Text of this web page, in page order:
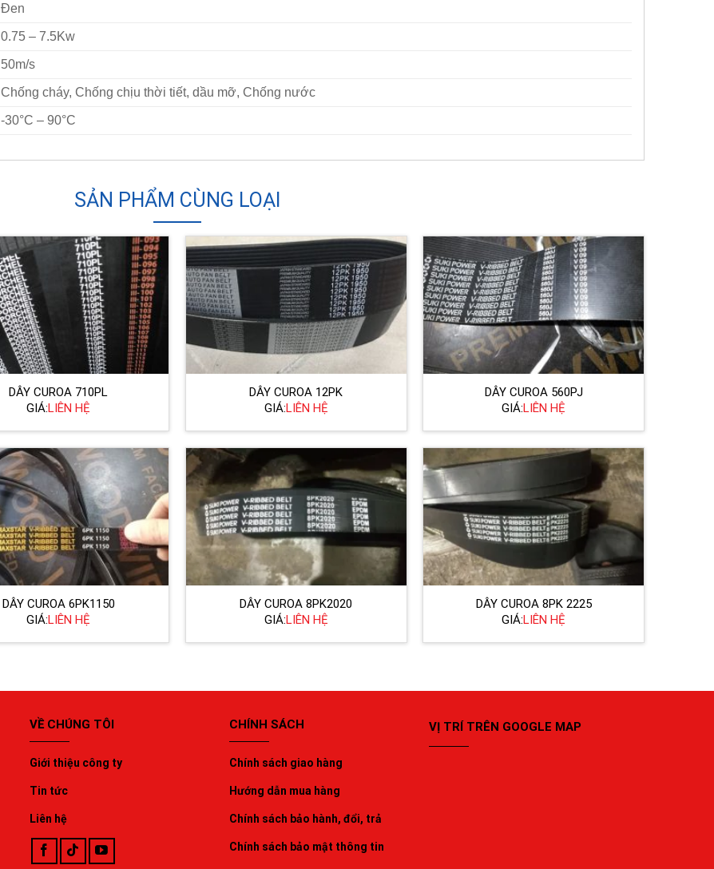
Đen
0.75 – 7.5Kw
50m/s
Chống cháy, Chống chịu thời tiết, dầu mỡ, Chống nước
-30°C – 90°C
SẢN PHẨM CÙNG LOẠI
DÂY CUROA 710PL
GIÁ:LIÊN HỆ
DÂY CUROA 12PK
GIÁ:LIÊN HỆ
DÂY CUROA 560PJ
GIÁ:LIÊN HỆ
DÂY CUROA 6PK1150
GIÁ:LIÊN HỆ
DÂY CUROA 8PK2020
GIÁ:LIÊN HỆ
DÂY CUROA 8PK 2225
GIÁ:LIÊN HỆ
VỀ CHÚNG TÔI
Giới thiệu công ty
Tin tức
Liên hệ
CHÍNH SÁCH
Chính sách giao hàng
Hướng dẫn mua hàng
Chính sách bảo hành, đổi, trả
Chính sách bảo mật thông tin
VỊ TRÍ TRÊN GOOGLE MAP